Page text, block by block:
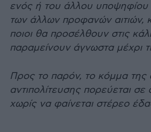
ενός ή του άλλου υποψηφίου
των άλλων προφανών αιτιών,
ποιοι θα προσέλθουν στις
παραµείνουν άγνωστα µέχρι
Προς το παρόν, το κόµµα της
αντιπολίτευσης πορεύεται
χωρίς να φαίνεται στέρεο